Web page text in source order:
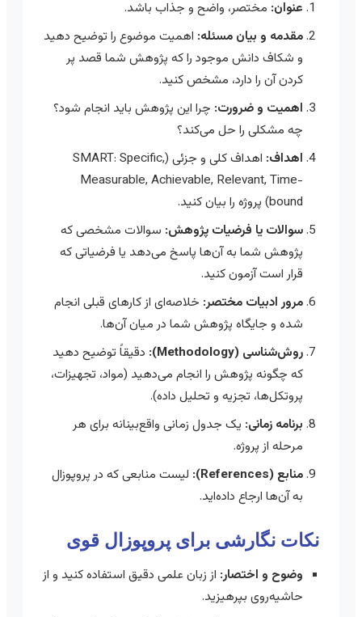
عنوان:مختصر، واضح و جذاب باشد.
مقدمه و بیان مسئله:اهمیت موضوع را توضیح دهید
و شکاف دانش موجود را که پژوهش شما قصد پر
کردن آن را دارد، مشخص کنید.
اهمیت و ضرورت:چرا این پژوهش باید انجام شود؟
چه مشکلی را حل می‌کند؟
اهداف:
اهداف کلی و جزئی (SMART: Specific,
Measurable, Achievable, Relevant, Time-
bound) پروژه را بیان کنید.
سوالات یا فرضیات پژوهش:سوالات مشخصی که
پژوهش شما به آن‌ها پاسخ می‌دهد یا فرضیاتی که
قرار است آزمون کنید.
مرور ادبیات مختصر:خلاصه‌ای از کارهای قبلی انجام
شده و جایگاه پژوهش شما در میان آن‌ها.
روش‌شناسی (Methodology):
دقیقاً توضیح دهید
که چگونه پژوهش را انجام می‌دهید (مواد، تجهیزات،
پروتکل‌ها، تجزیه و تحلیل داده).
برنامه زمانی:یک جدول زمانی واقع‌بینانه برای هر
مرحله از پروژه.
منابع (References):
لیست منابعی که در پروپوزال
به آن‌ها ارجاع داده‌اید.
نکات نگارشی برای پروپوزال قوی
وضوح و اختصار:از زبان علمی دقیق استفاده کنید و از
حاشیه‌روی بپرهیزید.